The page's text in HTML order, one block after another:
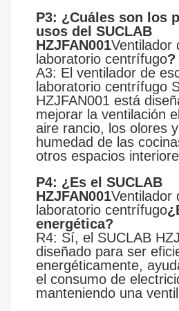
P3: ¿Cuáles son los
usos del SUCLAB
HZJFAN001Ventilador
laboratorio centrífugo?
A3: El ventilador de
laboratorio centrífugo
HZJFAN001 está
mejorar la ventilación
aire rancio, los olores
humedad de las
otros espacios
P4: ¿Es el SUCLAB
HZJFAN001Ventilador
laboratorio centrífugo
energética?
R4: Sí, el SUCLAB
diseñado para ser
energéticamente,
el consumo de
manteniendo una